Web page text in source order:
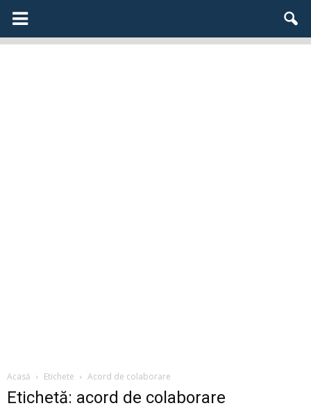
Acasă Etichete Acord de colaborare
Etichetă: acord de colaborare